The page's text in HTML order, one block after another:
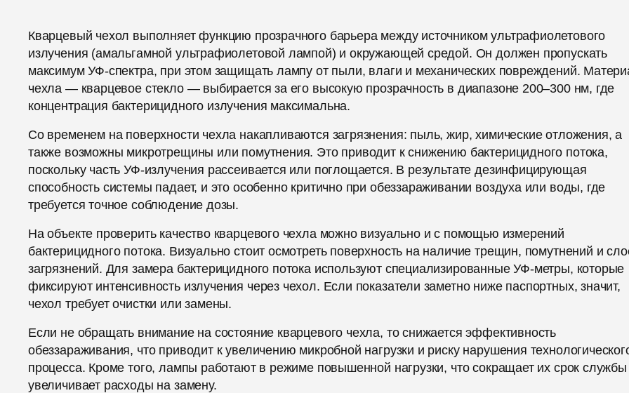
Кварцевый чехол выполняет функцию прозрачного барьера между источником ультрафиолетового
излучения (амальгамной ультрафиолетовой лампой) и окружающей средой. Он должен пропускать
максимум УФ-спектра, при этом защищать лампу от пыли, влаги и механических повреждений.
чехла — кварцевое стекло — выбирается за его высокую прозрачность в диапазоне 200–300 нм, где
концентрация бактерицидного излучения максимальна.
Со временем на поверхности чехла накапливаются загрязнения: пыль, жир, химические отложения, а
также возможны микротрещины или помутнения. Это приводит к снижению бактерицидного потока,
поскольку часть УФ-излучения рассеивается или поглощается. В результате дезинфицирующая
способность системы падает, и это особенно критично при обеззараживании воздуха или воды, где
требуется точное соблюдение дозы.
На объекте проверить качество кварцевого чехла можно визуально и с помощью измерений
бактерицидного потока. Визуально стоит осмотреть поверхность на наличие трещин, помутнений и
загрязнений. Для замера бактерицидного потока используют специализированные УФ-метры, которые
фиксируют интенсивность излучения через чехол. Если показатели заметно ниже паспортных, значит,
чехол требует очистки или замены.
Если не обращать внимание на состояние кварцевого чехла, то снижается эффективность
обеззараживания, что приводит к увеличению микробной нагрузки и риску нарушения
процесса. Кроме того, лампы работают в режиме повышенной нагрузки, что сокращает их срок
увеличивает расходы на замену.